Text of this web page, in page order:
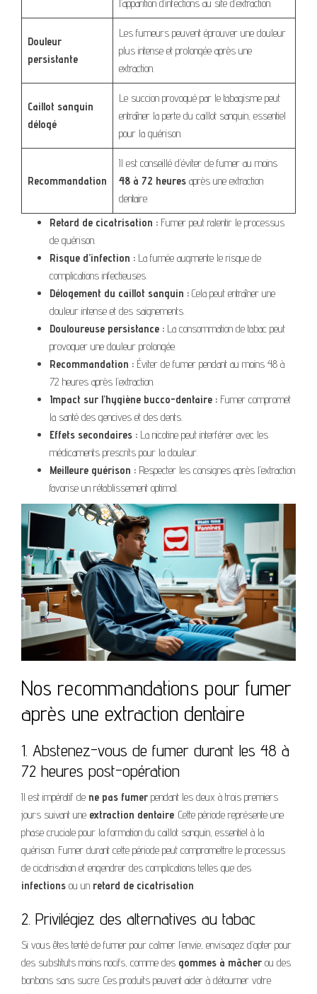
l’apparition d’infections au site d’extraction.
Douleur
persistante
Les fumeurs peuvent éprouver une douleur
plus intense et prolongée après une
extraction.
Caillot sanguin
délogé
Le succion provoqué par le tabagisme peut
entraîner la perte du caillot sanguin, essentiel
pour la guérison.
Recommandation
Il est conseillé d’éviter de fumer au moins
48 à 72 heures après une extraction
dentaire.
Retard de cicatrisation : Fumer peut ralentir le processus
de guérison.
Risque d’infection : La fumée augmente le risque de
complications infectieuses.
Délogement du caillot sanguin : Cela peut entraîner une
douleur intense et des saignements.
Douloureuse persistance : La consommation de tabac peut
provoquer une douleur prolongée.
Recommandation : Éviter de fumer pendant au moins 48 à
72 heures après l’extraction.
Impact sur l’hygiène bucco-dentaire : Fumer compromet
la santé des gencives et des dents.
Effets secondaires : La nicotine peut interférer avec les
médicaments prescrits pour la douleur.
Meilleure guérison : Respecter les consignes après l’extraction
favorise un rétablissement optimal.
Nos recommandations pour fumer
après une extraction dentaire
1. Abstenez-vous de fumer durant les 48 à
72 heures post-opération
Il est impératif de ne pas fumer pendant les deux à trois premiers
jours suivant une extraction dentaire. Cette période représente une
phase cruciale pour la formation du caillot sanguin, essentiel à la
guérison. Fumer durant cette période peut compromettre le processus
de cicatrisation et engendrer des complications telles que des
infections ou un retard de cicatrisation.
2. Privilégiez des alternatives au tabac
Si vous êtes tenté de fumer pour calmer l’envie, envisagez d’opter pour
des substituts moins nocifs, comme des gommes à mâcher ou des
bonbons sans sucre. Ces produits peuvent aider à détourner votre